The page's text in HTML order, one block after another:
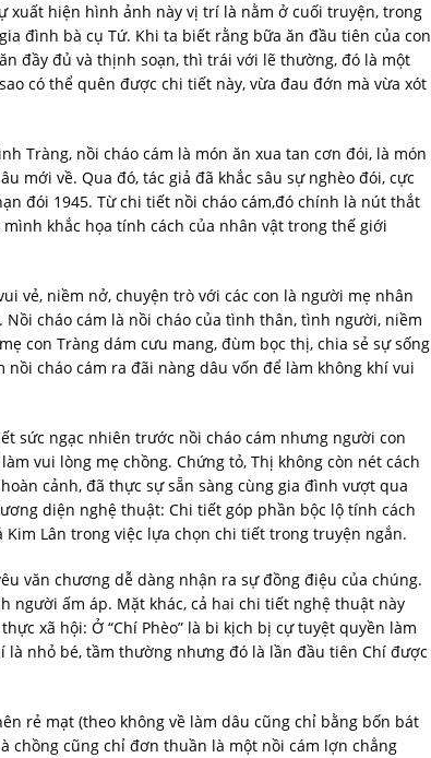
xuất hiện hình ảnh này vị trí là nằm ở cuối truyện, trong
đình bà cụ Tứ. Khi ta biết rằng bữa ăn đầu tiên của con
đầy đủ và thịnh soạn, thì trái với lẽ thường, đó là một
có thể quên được chi tiết này, vừa đau đớn mà vừa xót
Tràng, nồi cháo cám là món ăn xua tan cơn đói, là món
mới về. Qua đó, tác giả đã khắc sâu sự nghèo đói, cực
đói 1945. Từ chi tiết nồi cháo cám,đó chính là nút thắt
khắc họa tính cách của nhân vật trong thế giới
vẻ, niềm nở, chuyện trò với các con là người mẹ nhân
cháo cám là nồi cháo của tình thân, tình người, niềm
con Tràng dám cưu mang, đùm bọc thị, chia sẻ sự sống
cháo cám ra đãi nàng dâu vốn để làm không khí vui
sức ngạc nhiên trước nồi cháo cám nhưng người con
vui lòng mẹ chồng. Chứng tỏ, Thị không còn nét cách
cảnh, đã thực sự sẵn sàng cùng gia đình vượt qua
diện nghệ thuật: Chi tiết góp phần bộc lộ tính cách
Lân trong việc lựa chọn chi tiết trong truyện ngắn.
văn chương dễ dàng nhận ra sự đồng điệu của chúng.
người ấm áp. Mặt khác, cả hai chi tiết nghệ thuật này
xã hội: Ở “Chí Phèo” là bi kịch bị cự tuyệt quyền làm
nhỏ bé, tầm thường nhưng đó là lần đầu tiên Chí được
rẻ mạt (theo không về làm dâu cũng chỉ bằng bốn bát
chồng cũng chỉ đơn thuần là một nồi cám lợn chẳng